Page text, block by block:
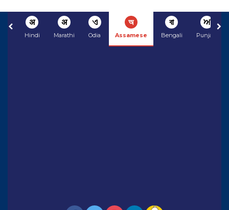
अ
Hindi
अ
Marathi
ଏ
Odia
অ
Assamese
বা
Bengali
ਅ
Punjabi